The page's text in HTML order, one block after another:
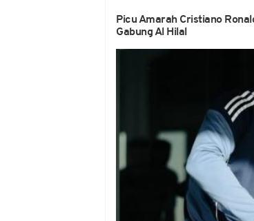
Picu Amarah Cristiano
Gabung Al Hilal